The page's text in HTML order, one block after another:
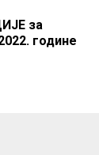
за
године